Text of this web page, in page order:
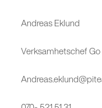
Andreas Eklund
Verksamhetschef Go